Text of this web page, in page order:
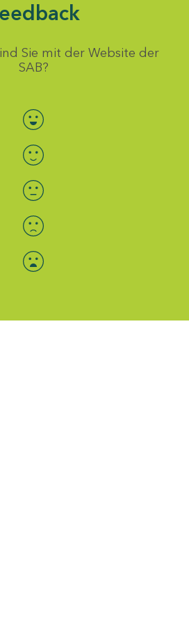
Sie mit der Website der
SAB?
Bewertung auswählen